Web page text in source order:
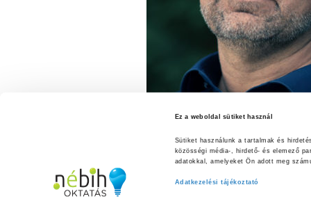
Ez a weboldal sütiket használ
Sütiket használunk a tartalmak és
közösségi média-, hirdető- és elemező
adatokkal, amelyeket Ön adott meg
Adatkezelési tájékoztató